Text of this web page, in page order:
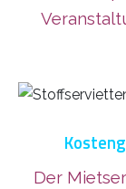
Der